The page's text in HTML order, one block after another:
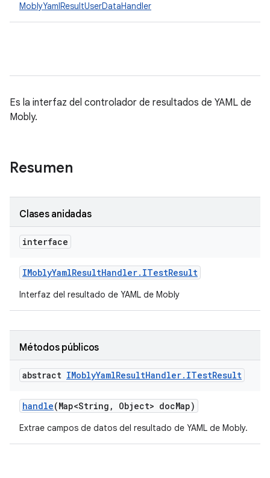
MoblyYamlResultUserDataHandler
Es la interfaz del controlador de resultados de YAML de
Mobly.
Resumen
Clases anidadas
interface
IMoblyYamlResultHandler. ITestResult
Interfaz del resultado de YAML de Mobly
Métodos públicos
abstract IMoblyYamlResultHandler. ITestResult
handle(Map<String , Object> docMap)
Extrae campos de datos del resultado de YAML de Mobly.